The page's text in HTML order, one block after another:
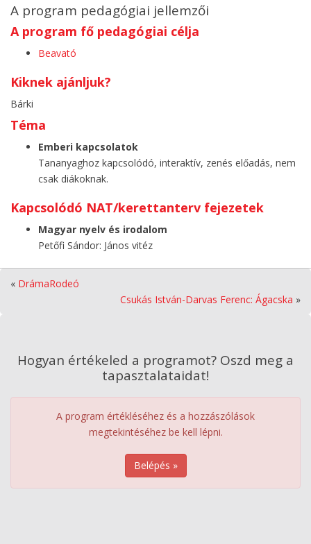
A program pedagógiai jellemzői
A program fő pedagógiai célja
Beavató
Kiknek ajánljuk?
Bárki
Téma
Emberi kapcsolatok
Tananyaghoz kapcsolódó, interaktív, zenés előadás, nem
csak diákoknak.
Kapcsolódó NAT/kerettanterv fejezetek
Magyar nyelv és irodalom
Petőfi Sándor: János vitéz
« DrámaRodeó
Csukás István-Darvas Ferenc: Ágacska »
Hogyan értékeled a programot? Oszd meg a
tapasztalataidat!
A program értékléséhez és a hozzászólások
megtekintéséhez be kell lépni.
Belépés »